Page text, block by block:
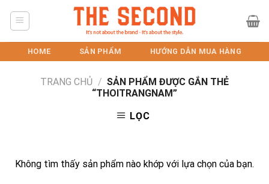
HOME SẢN PHẨM HƯỚNG DẪN MUA HÀNG
TRANG CHỦ / SẢN PHẨM ĐƯỢC GẮN THẺ
“THOITRANGNAM”
LỌC
Không tìm thấy sản phẩm nào khớp với lựa chọn của bạn.